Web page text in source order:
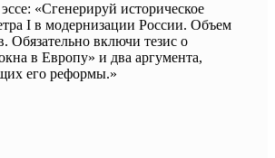
«Сгенерируй историческое
I в модернизации России. Объем
Обязательно включи тезис о
в Европу» и два аргумента,
его реформы.»